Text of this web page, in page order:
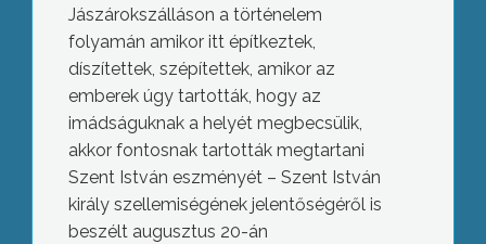
Jászárokszálláson a történelem
folyamán amikor itt építkeztek,
díszítettek, szépítettek, amikor az
emberek úgy tartották, hogy az
imádságuknak a helyét megbecsülik,
akkor fontosnak tartották megtartani
Szent István eszményét – Szent István
király szellemiségének jelentőségéről is
beszélt augusztus 20-án